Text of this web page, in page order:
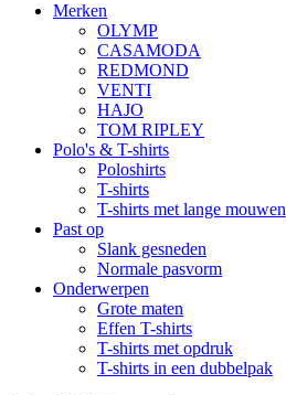
Merken
OLYMP
CASAMODA
REDMOND
VENTI
HAJO
TOM RIPLEY
Polo's & T-shirts
Poloshirts
T-shirts
T-shirts met lange mouwen
Past op
Slank gesneden
Normale pasvorm
Onderwerpen
Grote maten
Effen T-shirts
T-shirts met opdruk
T-shirts in een dubbelpak